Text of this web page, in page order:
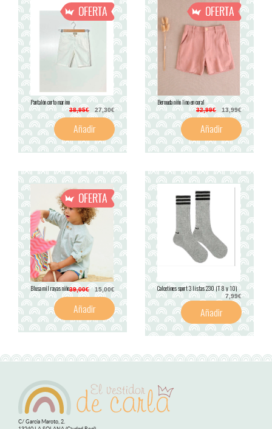
Pantalón corto marino
38,95€ 27,30€
Añadir
Bermuda niño lino en coral
32,99€ 13,99€
Añadir
Blusa mil rayas niño39,00€15,00€
Añadir
Calcetines sport 3 listas 230 (T 8 y 10)
7,99€
Añadir
C/ García Maroto, 2.